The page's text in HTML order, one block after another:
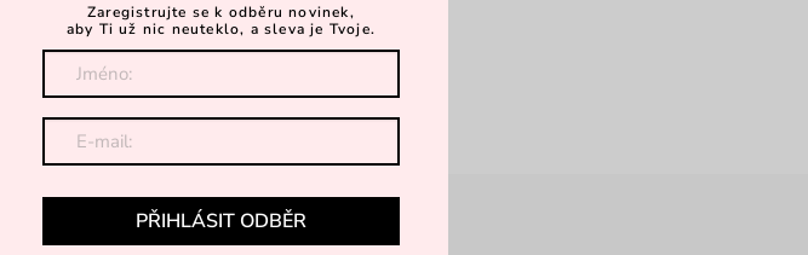
Zaregistrujte se k odběru novinek,
aby Ti už nic neuteklo, a sleva je Tvoje.
PŘIHLÁSIT ODBĚR